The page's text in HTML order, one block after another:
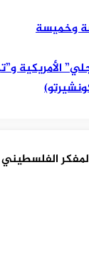
وخميسة
الأمريكية
الفلسطيني